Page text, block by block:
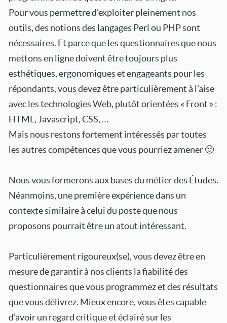
Pour vous permettre d’exploiter pleinement nos
outils, des notions des langages Perl ou PHP sont
nécessaires. Et parce que les questionnaires que nous
mettons en ligne doivent être toujours plus
esthétiques, ergonomiques et engageants pour les
répondants, vous devez être particulièrement à l’aise
avec les technologies Web, plutôt orientées « Front » :
HTML, Javascript, CSS, …
Mais nous restons fortement intéressés par toutes
les autres compétences que vous pourriez amener 🙂
Nous vous formerons aux bases du métier des Études.
Néanmoins, une première expérience dans un
contexte similaire à celui du poste que nous
proposons pourrait être un atout intéressant.
Particulièrement rigoureux(se), vous devez être en
mesure de garantir à nos clients la fiabilité des
questionnaires que vous programmez et des résultats
que vous délivrez. Mieux encore, vous êtes capable
d’avoir un regard critique et éclairé sur les